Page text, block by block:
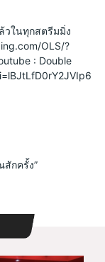
วในทุกสตรีมมิ่ง
OLS/?
: Double
สักครั้ง”